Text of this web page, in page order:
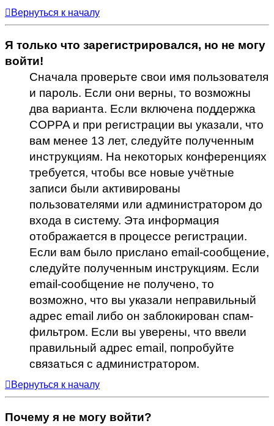
Вернуться к началу
Я только что зарегистрировался, но не могу
войти!
Сначала проверьте свои имя пользователя
и пароль. Если они верны, то возможны
два варианта. Если включена поддержка
COPPA и при регистрации вы указали, что
вам менее 13 лет, следуйте полученным
инструкциям. На некоторых конференциях
требуется, чтобы все новые учётные
записи были активированы
пользователями или администратором до
входа в систему. Эта информация
отображается в процессе регистрации.
Если вам было прислано email-сообщение,
следуйте полученным инструкциям. Если
email-сообщение не получено, то
возможно, что вы указали неправильный
адрес email либо он заблокирован спам-
фильтром. Если вы уверены, что ввели
правильный адрес email, попробуйте
связаться с администратором.
Вернуться к началу
Почему я не могу войти?